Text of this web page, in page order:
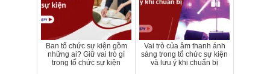
Ban tổ chức sự kiện gồm
những ai? Giữ vai trò gì
trong tổ chức sự kiện
Vai trò của âm thanh ánh
sáng trong tổ chức sự kiện
và lưu ý khi chuẩn bị